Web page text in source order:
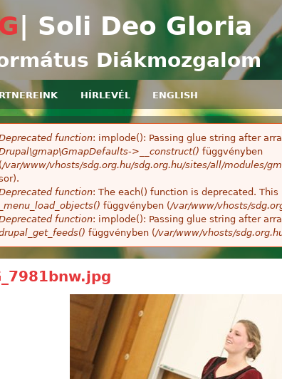
| Soli Deo Gloria
Diákmozgalom
HÍRLEVÉL ENGLISH
function: implode(): Passing glue string after
>__construct() függvényben
(/var/www/vhosts/sdg.org.hu/sdg.org.hu/sites/all/modules/
function: The each() function is deprecated.
_menu_load_objects() függvényben (/var/www/vhosts/
function: implode(): Passing glue string after
függvényben (/var/www/vhosts/